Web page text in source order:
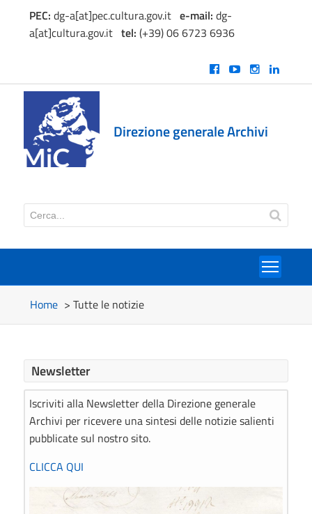
PEC: dg-a[at]pec.cultura.gov.ite-mail: dg-
a[at]cultura.gov.ittel: (+39) 06 6723 6936
Direzione generale Archivi
Home > Tutte le notizie
Newsletter
Iscriviti alla Newsletter della Direzione generale
Archivi per ricevere una sintesi delle notizie salienti
pubblicate sul nostro sito.
CLICCA QUI